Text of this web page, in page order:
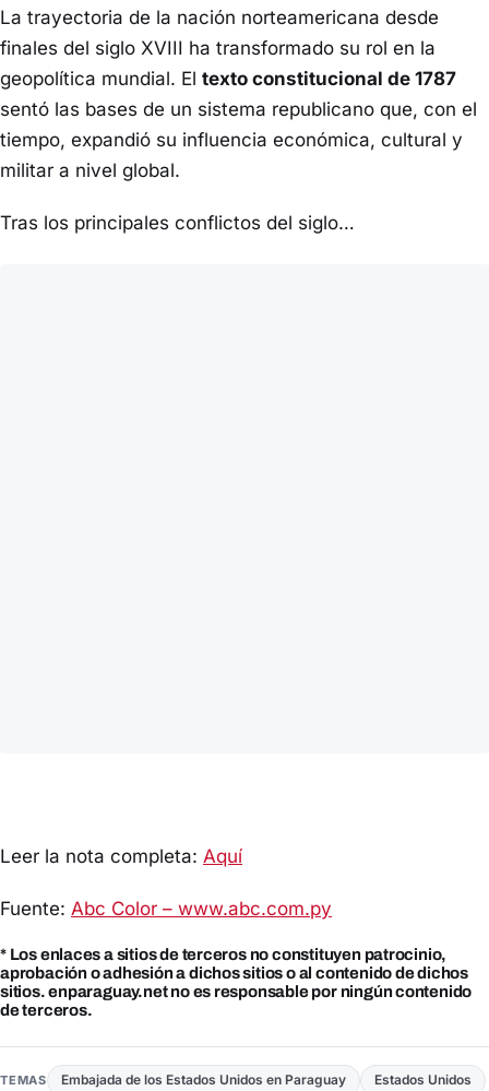
La trayectoria de la nación norteamericana desde
finales del siglo XVIII ha transformado su rol en la
geopolítica mundial. El texto constitucional de 1787
sentó las bases de un sistema republicano que, con el
tiempo, expandió su influencia económica, cultural y
militar a nivel global.
Tras los principales conflictos del siglo…
Leer la nota completa: Aquí
Fuente: Abc Color – www.abc.com.py
* Los enlaces a sitios de terceros no constituyen patrocinio,
aprobación o adhesión a dichos sitios o al contenido de dichos
sitios. enparaguay.net no es responsable por ningún contenido
de terceros.
TEMAS Embajada de los Estados Unidos en Paraguay Estados Unidos